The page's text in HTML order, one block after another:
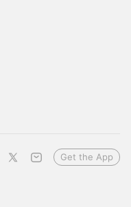
Get the App